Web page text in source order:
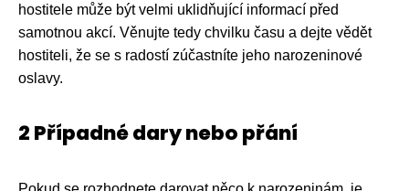
hostitele může být velmi uklidňující informací před
samotnou akcí. Věnujte tedy chvilku času a dejte vědět
hostiteli, že se s radostí zúčastníte jeho narozeninové
oslavy.
2 Případné dary nebo přání